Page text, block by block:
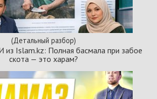
(Детальный разбор)
Islam.kz: Полная басмала при забое
скота — это харам?